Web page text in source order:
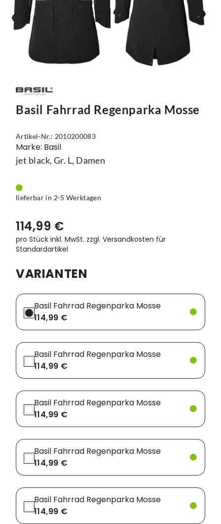
Mützen
Reflex-Produkte
Regenbekleidung
Schuhe
Socken
Streetwear
Trikots
Überschuhe
Westen
Touring
Urban
Kettenblätter
Kurbelgarnituren
Laufräder
Naben
Pedale
Sättel
Sattelstützen
Ständer
Steuersätze
Vorbauten
Flaschen
Flaschenhalter
Gepäckträger
Kettenschutz
Kindersitze
Klingeln & Hupen
Pumpen
Rucksäcke
Schutzbleche
Single Speed
Smartphonehalter
Trainingsrollen
Wandhalterung
Basil Fahrrad Regenparka Mosse
Artikel-Nr.: 2010200083
Marke: Basil
jet black, Gr. L, Damen
lieferbar in 2-5 Werktagen
114,99 €
pro Stück inkl. MwSt. zzgl. Versandkosten für
Standardartikel
VARIANTEN
Basil Fahrrad Regenparka Mosse
114,99 €
Basil Fahrrad Regenparka Mosse
114,99 €
Basil Fahrrad Regenparka Mosse
114,99 €
Basil Fahrrad Regenparka Mosse
114,99 €
Basil Fahrrad Regenparka Mosse
114,99 €